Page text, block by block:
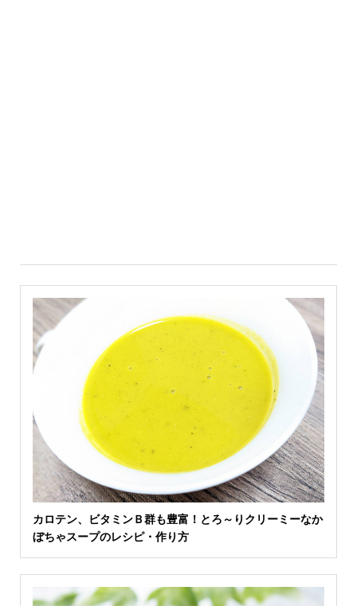
カロテン、ビタミンＢ群も豊富！とろ～りクリーミーなか
ぼちゃスープのレシピ・作り方